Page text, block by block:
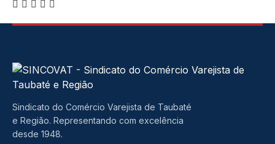
Sindicato do Comércio Varejista de Taubaté
e Região. Representando com excelência
desde 1948.